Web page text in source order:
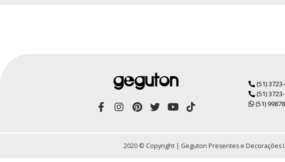
(51)
(51)
(51)
2020 © Copyright | Geguton Presentes e Decorações